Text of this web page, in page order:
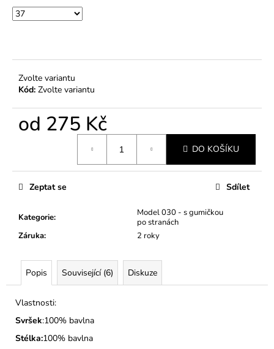
Zvolte variantu
Kód: Zvolte variantu
od 275 Kč
DO KOŠÍKU
Kategorie:
Model 030 - s gumičkou
po stranách
Záruka: 2 roky
Zeptat se Sdílet
Popis Související (6) Diskuze
Vlastnosti:
Svršek:100% bavlna
Stélka:100% bavlna
p
u
č
u
e
PÁNSKÉ
BAČKORY
MODEL
415